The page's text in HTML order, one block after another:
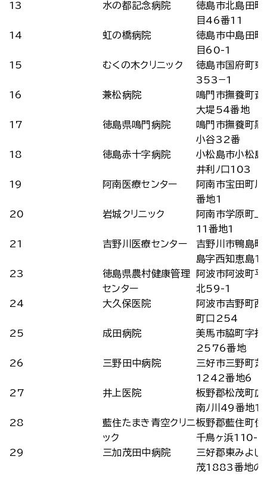
13
水の都記念病院
徳島市北島田町
目46番11
14
虹の橋病院
徳島市中島田
目60-1
15
むくの木クリニック
徳島市国府町東
353−1
16
兼松病院
鳴門市撫養町斎
大堤54番地
17
徳島県鳴門病院
鳴門市撫養町黒
小谷32番
18
徳島赤十字病院
小松島市小松島
井利ﾉ口103
19
阿南医療センター
阿南市宝田町
番地1
20
岩城クリニック
阿南市学原町上
11番地1
21
吉野川医療センター
吉野川市鴨島町
島字西知恵島
23
徳島県農村健康管理
センター
阿波市阿波町平
北59-1
24
大久保医院
阿波市吉野町西
町口254
25
成田病院
美馬市脇町字拝
2576番地
26
三野田中病院
三好市三野町芝
1242番地6
27
井上医院
板野郡松茂町広
南ﾉ川49番地
28
藍住たまき青空クリニ
ック
板野郡藍住町住
千鳥ヶ浜110-5
29
三加茂田中病院
三好郡東みよし
茂1883番地の